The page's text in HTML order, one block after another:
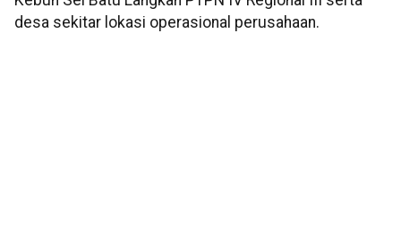
desa sekitar lokasi operasional perusahaan.